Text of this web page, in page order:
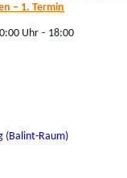
– 1. Termin
- 18:00